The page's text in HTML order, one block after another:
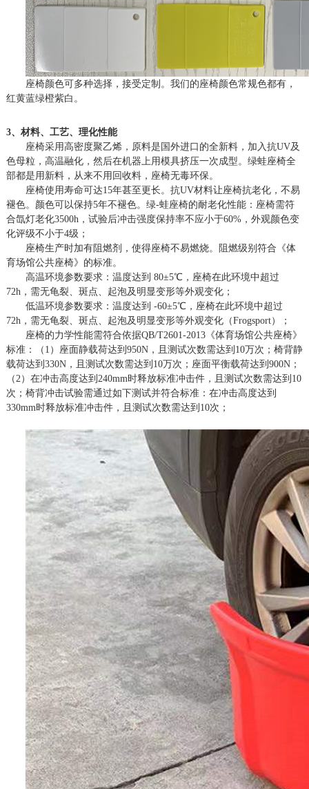
座椅颜色可多种选择，接受定制。我们的座椅颜色常规色都有，
红黄蓝绿橙紫白。
3、材料、工艺、理化性能
座椅采用高密度聚乙烯，原料是国外进口的全新料，加入抗UV及
色母粒，高温融化，然后在机器上用模具挤压一次成型。绿蛙座椅全
部都是用新料，从来不用回收料，座椅无毒环保。
座椅使用寿命可达15年甚至更长。抗UV材料让座椅抗老化，不易
褪色。颜色可以保持5年不褪色。绿-蛙座椅的耐老化性能：座椅需符
合氙灯老化3500h，试验后冲击强度保持率不应小于60%，外观颜色变
化评级不小于4级；
座椅生产时加有阻燃剂，使得座椅不易燃烧。阻燃级别符合《体
育场馆公共座椅》的标准。
高温环境参数要求：温度达到 80±5℃，座椅在此环境中超过
72h，需无龟裂、斑点、起泡及明显变形等外观变化；
低温环境参数要求：温度达到 -60±5℃，座椅在此环境中超过
72h，需无龟裂、斑点、起泡及明显变形等外观变化（Frogsport）；
座椅的力学性能需符合依据QB/T2601-2013《体育场馆公共座椅》
标准：（1）座面静载荷达到950N，且测试次数需达到10万次；椅背静
载荷达到330N，且测试次数需达到10万次；座面平衡载荷达到900N；
（2）在冲击高度达到240mm时释放标准冲击件，且测试次数需达到10
次；椅背冲击试验需通过如下测试并符合标准：在冲击高度达到
330mm时释放标准冲击件，且测试次数需达到10次；